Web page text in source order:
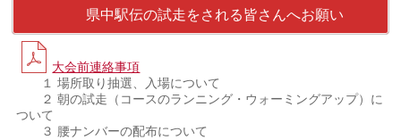
県中駅伝の試走をされる皆さんへお願い
大会前連絡事項
１ 場所取り抽選、入場について
２ 朝の試走（コースのランニング・ウォーミングアップ）に
ついて
３ 腰ナンバーの配布について